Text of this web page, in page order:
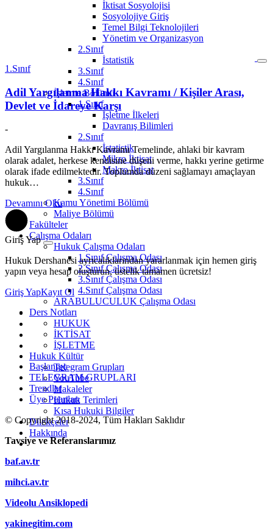
İktisat Sosyolojisi
Sosyolojiye Giriş
Temel Bilgi Teknolojileri
Yönetim ve Organizasyon
2.Sınıf
İstatistik
3.Sınıf
4.Sınıf
İşletme Bölümü
1.Sınıf
İşletme İlkeleri
Davranış Bilimleri
2.Sınıf
İstatistik
Mikro İktisat
Makro İktisat
3.Sınıf
4.Sınıf
Kamu Yönetimi Bölümü
Maliye Bölümü
Fakülteler
Çalışma Odaları
Hukuk Çalışma Odaları
1.Sınıf Çalışma Odası
2.Sınıf Çalışma Odası
3.Sınıf Çalışma Odası
4.Sınıf Çalışma Odası
ARABULUCULUK Çalışma Odası
Ders Notları
HUKUK
İKTİSAT
İŞLETME
Hukuk Kültür
Telegram Grupları
YouTube
Makaleler
Hukuk Terimleri
Kısa Hukuki Bilgiler
Dilekçeler
Hakkında
1.Sınıf
Adil Yargılanma Hakkı Kavramı / Kişiler Arası,
Devlet ve İdareye Karşı
-
Adil Yargılanma Hakkı Kavramı Temelinde, ahlaki bir kavram
olarak adalet, herkese kendisine düşeni verme, hakkı yerine getirme
olarak ifade edilmektedir. Toplumda düzeni sağlamayı amaçlayan
hukuk…
Devamını Oku
Giriş Yap
Hukuk Dershanesi ayrıcalıklarından yararlanmak için hemen giriş
yapın veya hesap oluşturun, üstelik tamamen ücretsiz!
Giriş YapKayıt Ol
Başlangıç
TELEGRAM GRUPLARI
Trendler
Üye Puanları
© Copyright 2018-2024, Tüm Hakları Saklıdır
Tavsiye ve Referanslarımız
baf.av.tr
mihci.av.tr
Videolu Ansiklopedi
yakinegitim.com